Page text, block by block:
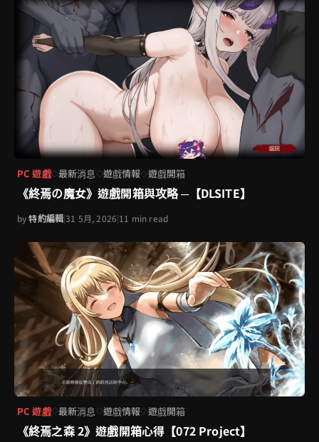
PC 遊戲◇最新消息◇遊戲情報◇遊戲開箱
《終焉の魔女》遊戲開箱與攻略 ─【DLSITE】
by特約編輯|31 5月, 2026|11 min read
PC 遊戲◇最新消息◇遊戲情報◇遊戲開箱
《終焉之森 2》遊戲開箱心得【072 Project】